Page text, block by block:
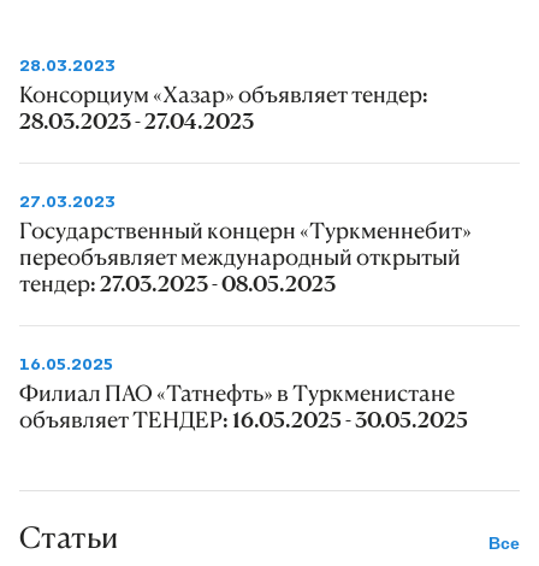
28.03.2023
Консорциум «Хазар» объявляет тендер:
28.03.2023 - 27.04.2023
27.03.2023
Государственный концерн «Туркменнебит»
переобъявляет международный открытый
тендер: 27.03.2023 - 08.05.2023
16.05.2025
Филиал ПАО «Татнефть» в Туркменистане
объявляет ТЕНДЕР: 16.05.2025 - 30.05.2025
Статьи Все